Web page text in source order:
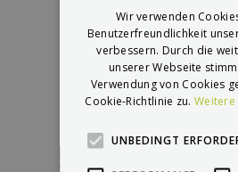
Wir verwenden
Benutzerfreundlichkeit
verbessern. Durch die
unserer Webseite
Verwendung von Cookies
Cookie-Richtlinie zu.
UNBEDINGT